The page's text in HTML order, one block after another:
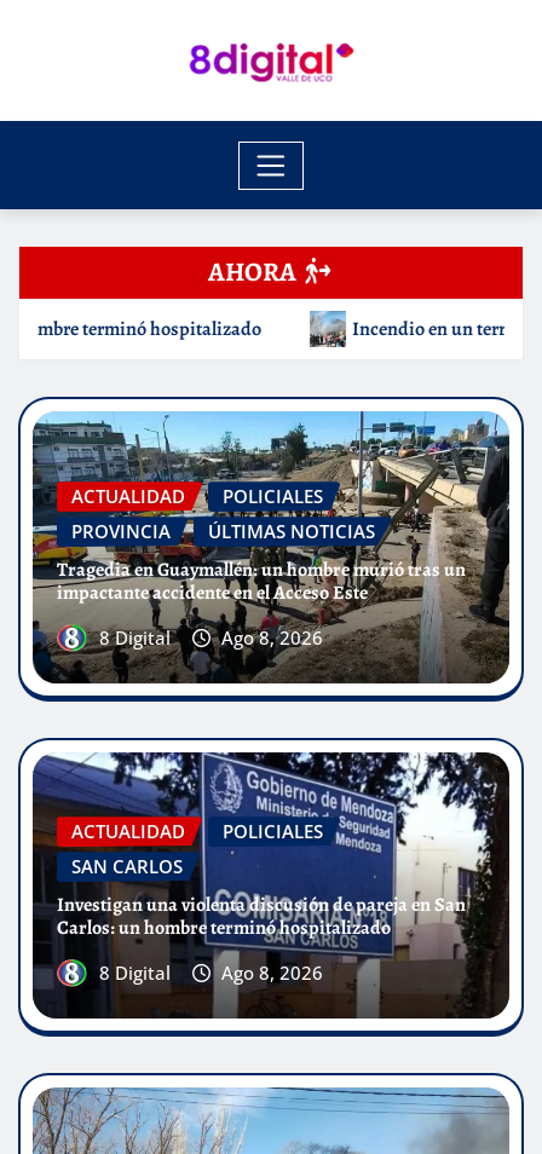
AHORA
en un terreno de Tunuyán: investigan cómo se habría iniciado
ACTUALIDAD
POLICIALES
PROVINCIA
ÚLTIMAS NOTICIAS
Tragedia en Guaymallén: un hombre murió tras un
impactante accidente en el Acceso Este
8 Digital Ago 8, 2026
ACTUALIDAD
POLICIALES
SAN CARLOS
Investigan una violenta discusión de pareja en San
Carlos: un hombre terminó hospitalizado
8 Digital Ago 8, 2026